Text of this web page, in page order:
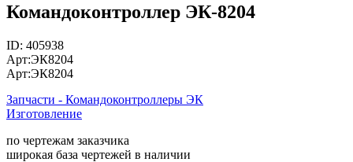
Командоконтроллер ЭК-8204
ID: 405938
Арт:ЭК8204
Арт:ЭК8204
Запчасти - Командоконтроллеры ЭК
Изготовление
по чертежам заказчика
широкая база чертежей в наличии